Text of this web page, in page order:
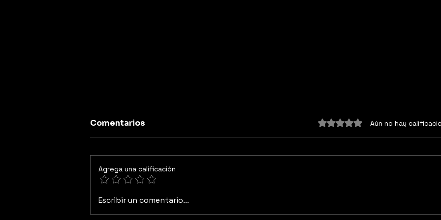
El tenis y el Instante
Comentarios Obtuvo 0 de 5 estrellas.
Aún no hay
Agrega una calificación
Escribir un comentario...